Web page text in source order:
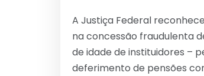
A Justiça Federal
na concessão fraudulenta
de idade de instituidores –
deferimento de pensões